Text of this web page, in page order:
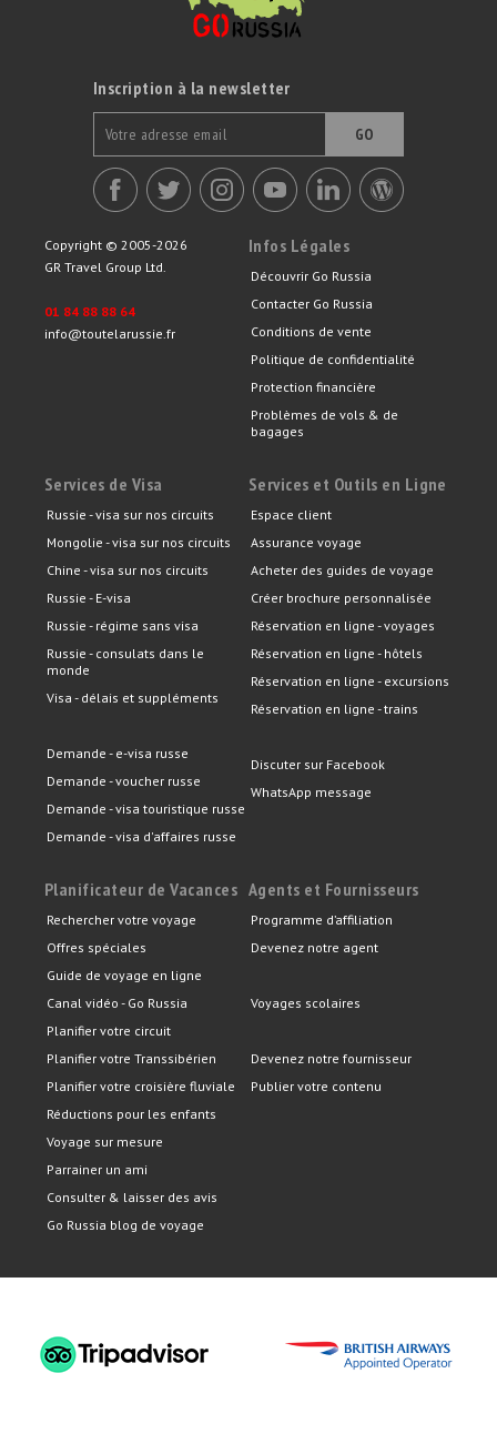
Inscription à la newsletter
GO
Copyright © 2005-2026
GR Travel Group Ltd.
01 84 88 88 64
info@toutelarussie.fr
Infos Légales
Découvrir Go Russia
Contacter Go Russia
Conditions de vente
Politique de confidentialité
Protection financière
Problèmes de vols & de
bagages
Services de Visa
Russie - visa sur nos circuits
Mongolie - visa sur nos circuits
Chine - visa sur nos circuits
Russie - E-visa
Russie - régime sans visa
Russie - consulats dans le
monde
Visa - délais et suppléments
Demande - e-visa russe
Demande - voucher russe
Demande - visa touristique russe
Demande - visa d'affaires russe
Services et Outils en Ligne
Espace client
Assurance voyage
Acheter des guides de voyage
Créer brochure personnalisée
Réservation en ligne - voyages
Réservation en ligne - hôtels
Réservation en ligne - excursions
Réservation en ligne - trains
Discuter sur Facebook
WhatsApp message
Planificateur de Vacances
Rechercher votre voyage
Offres spéciales
Guide de voyage en ligne
Canal vidéo - Go Russia
Planifier votre circuit
Planifier votre Transsibérien
Planifier votre croisière fluviale
Réductions pour les enfants
Voyage sur mesure
Parrainer un ami
Consulter & laisser des avis
Go Russia blog de voyage
Agents et Fournisseurs
Programme d’affiliation
Devenez notre agent
Voyages scolaires
Devenez notre fournisseur
Publier votre contenu